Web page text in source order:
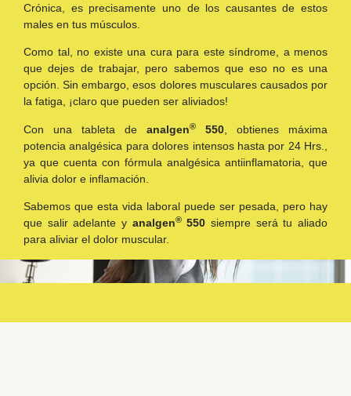
Crónica, es precisamente uno de los causantes de estos
males en tus músculos.
Como tal, no existe una cura para este síndrome, a menos
que dejes de trabajar, pero sabemos que eso no es una
opción. Sin embargo, esos dolores musculares causados por
la fatiga, ¡claro que pueden ser aliviados!
Con una tableta de analgen® 550 , obtienes máxima
potencia analgésica para dolores intensos hasta por 24 Hrs.,
ya que cuenta con fórmula analgésica antiinflamatoria, que
alivia dolor e inflamación.
Sabemos que esta vida laboral puede ser pesada, pero hay
que salir adelante y analgen®550 siempre será tu aliado
para aliviar el dolor muscular.